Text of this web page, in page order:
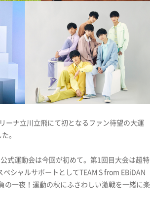
ーナ立川立飛にて初となるファン待望の大運
。
式運動会は今回が初めて。第1回目大会は超特
シャルサポートとしてTEAM S from EBiDAN
の一夜！運動の秋にふさわしい激戦を一緒に楽